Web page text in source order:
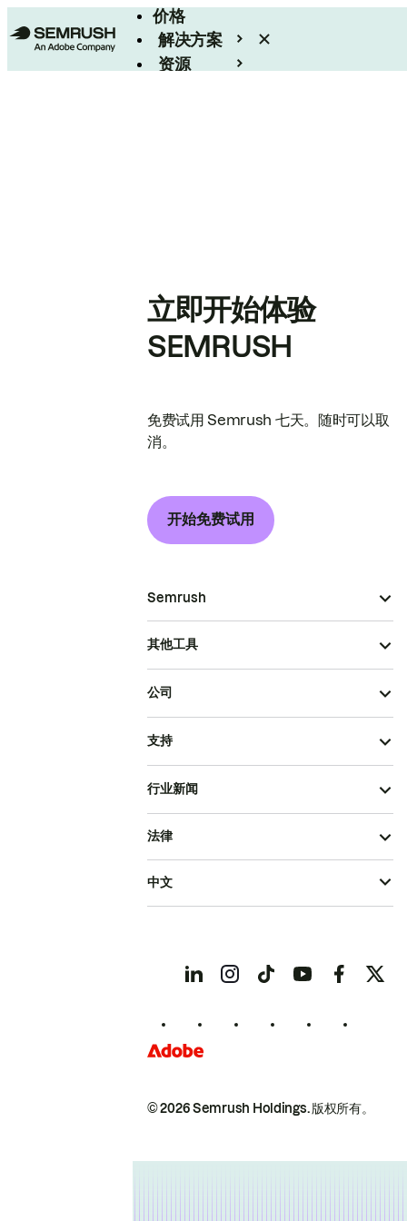
价格
解决方案
资源
立即开始体验
SEMRUSH
免费试用 Semrush 七天。随时可以取
消。
开始免费试用
Semrush
其他工具
公司
支持
行业新闻
© 2026 Semrush Holdings.版权所有。
法律
中文